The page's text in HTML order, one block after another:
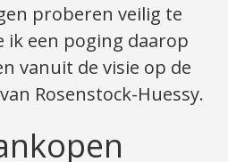
proberen veilig te
ik een poging daarop
vanuit de visie op de
Rosenstock-Huessy.